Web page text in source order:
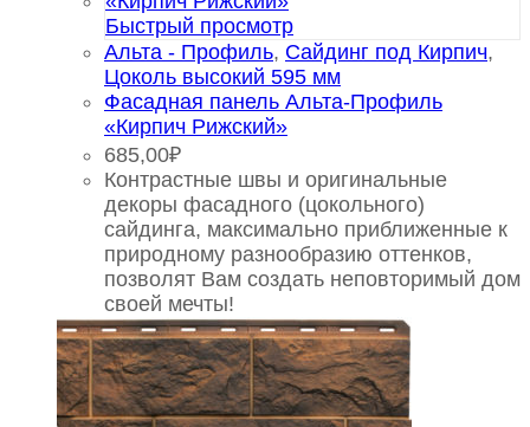
Быстрый просмотр
Альта - Профиль, Сайдинг под Кирпич,
Цоколь высокий 595 мм
Фасадная панель Альта-Профиль
«Кирпич Рижский»
685,00₽
Контрастные швы и оригинальные
декоры фасадного (цокольного)
сайдинга, максимально приближенные к
природному разнообразию оттенков,
позволят Вам создать неповторимый дом
своей мечты!